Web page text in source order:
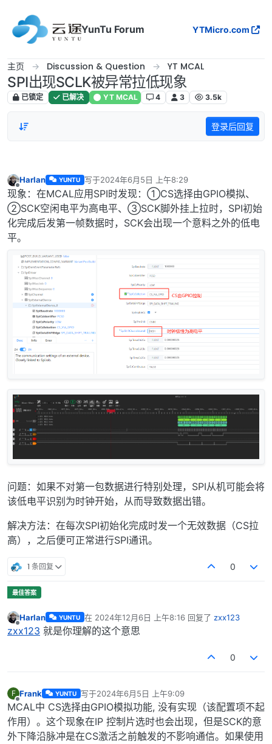
YunTu Forum
YTMicro.com
主页 Discussion & Question YT MCAL
SPI出现SCLK被异常拉低现象
已锁定 已解决 YT MCAL 4 3 3.5k
登录后回复
离线
Harlan YUNTU 写于2024年6月5日 上午8:29
最后由 编辑
现象：在MCAL应用SPI时发现：①CS选择由GPIO模拟、
②SCK空闲电平为高电平、③SCK脚外挂上拉时，SPI初始
化完成后发第一帧数据时，SCK会出现一个意料之外的低电
平。
问题：如果不对第一包数据进行特别处理，SPI从机可能会将
该低电平识别为时钟开始，从而导致数据出错。
解决方法：在每次SPI初始化完成时发一个无效数据（CS拉
高），之后便可正常进行SPI通讯。
1 条回复 0
离线
Harlan YUNTU 在 2024年12月6日 上午8:16回复了 zxx123
最后由 编辑
zxx123 就是你理解的这个意思
0
F
离线
Frank YUNTU 写于2024年6月5日 上午9:09
最后由 编辑
MCAL中 CS选择由GPIO模拟功能, 没有实现（该配置项不起
作用）。这个现象在IP 控制片选时也会出现，但是SCK的意
外下降沿脉冲是在CS激活之前触发的不影响通信。如果使用